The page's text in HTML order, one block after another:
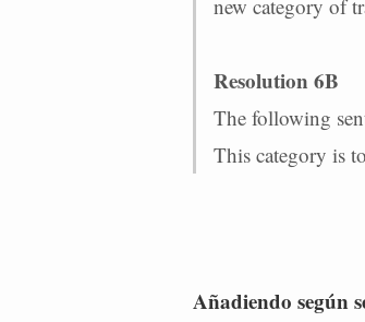
new category of
Resolution 6B
The following
This category is
Añadiendo según